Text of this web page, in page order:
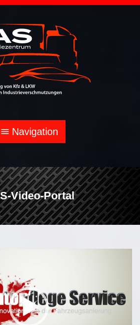
menu Navigation
Video-Portal